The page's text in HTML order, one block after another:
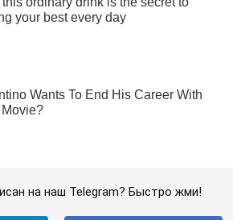
на наш Telegram? Быстро жми!